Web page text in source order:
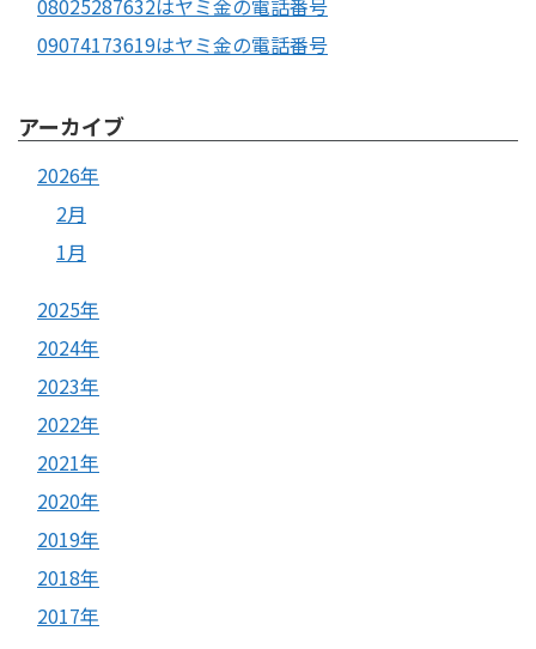
08025287632はヤミ金の電話番号
09074173619はヤミ金の電話番号
アーカイブ
2026年
2月
1月
2025年
2024年
2023年
2022年
2021年
2020年
2019年
2018年
2017年